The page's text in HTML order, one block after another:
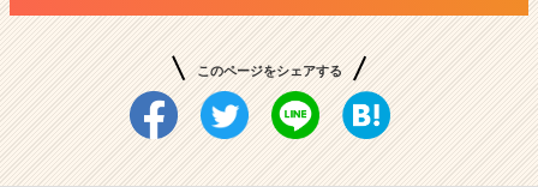
このページをシェアする